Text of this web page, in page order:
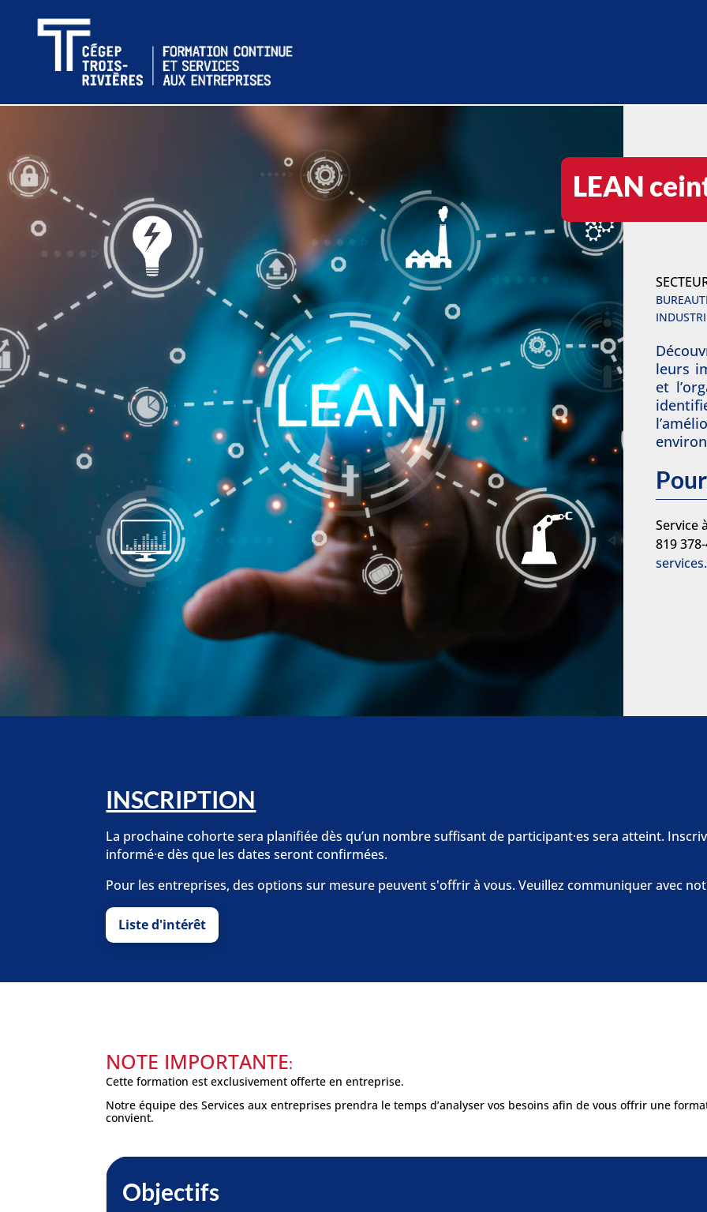
LEAN
leurs
et
Service
819
INSCRIPTION
La prochaine cohorte sera planifiée dès qu’un nombre suffisant de participant·es sera atteint.
informé·e dès que les dates seront confirmées.
Pour les entreprises, des options sur mesure peuvent s'offrir à vous. Veuillez communiquer avec
Liste d'intérêt
NOTE IMPORTANTE:
Cette formation est exclusivement offerte en entreprise.
Notre équipe des Services aux entreprises prendra le temps d’analyser vos besoins afin de vous offrir une
convient.
Objectifs